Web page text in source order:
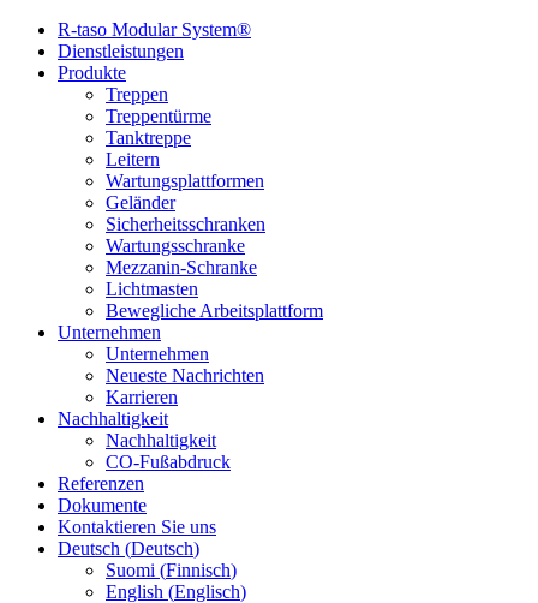
R-taso Modular System®
Dienstleistungen
Produkte
Treppen
Treppentürme
Tanktreppe
Leitern
Wartungsplattformen
Geländer
Sicherheitsschranken
Wartungsschranke
Mezzanin-Schranke
Lichtmasten
Bewegliche Arbeitsplattform
Unternehmen
Unternehmen
Neueste Nachrichten
Karrieren
Nachhaltigkeit
Nachhaltigkeit
CO-Fußabdruck
Referenzen
Dokumente
Kontaktieren Sie uns
Deutsch (Deutsch)
Suomi (Finnisch)
English (Englisch)